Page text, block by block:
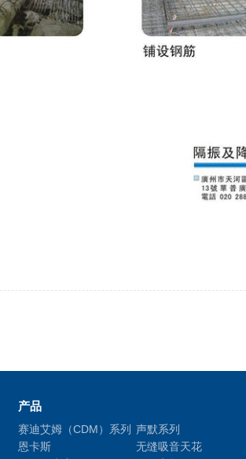
产品
赛迪艾姆（CDM）系列 声默系列
恩卡斯
无缝吸音天花